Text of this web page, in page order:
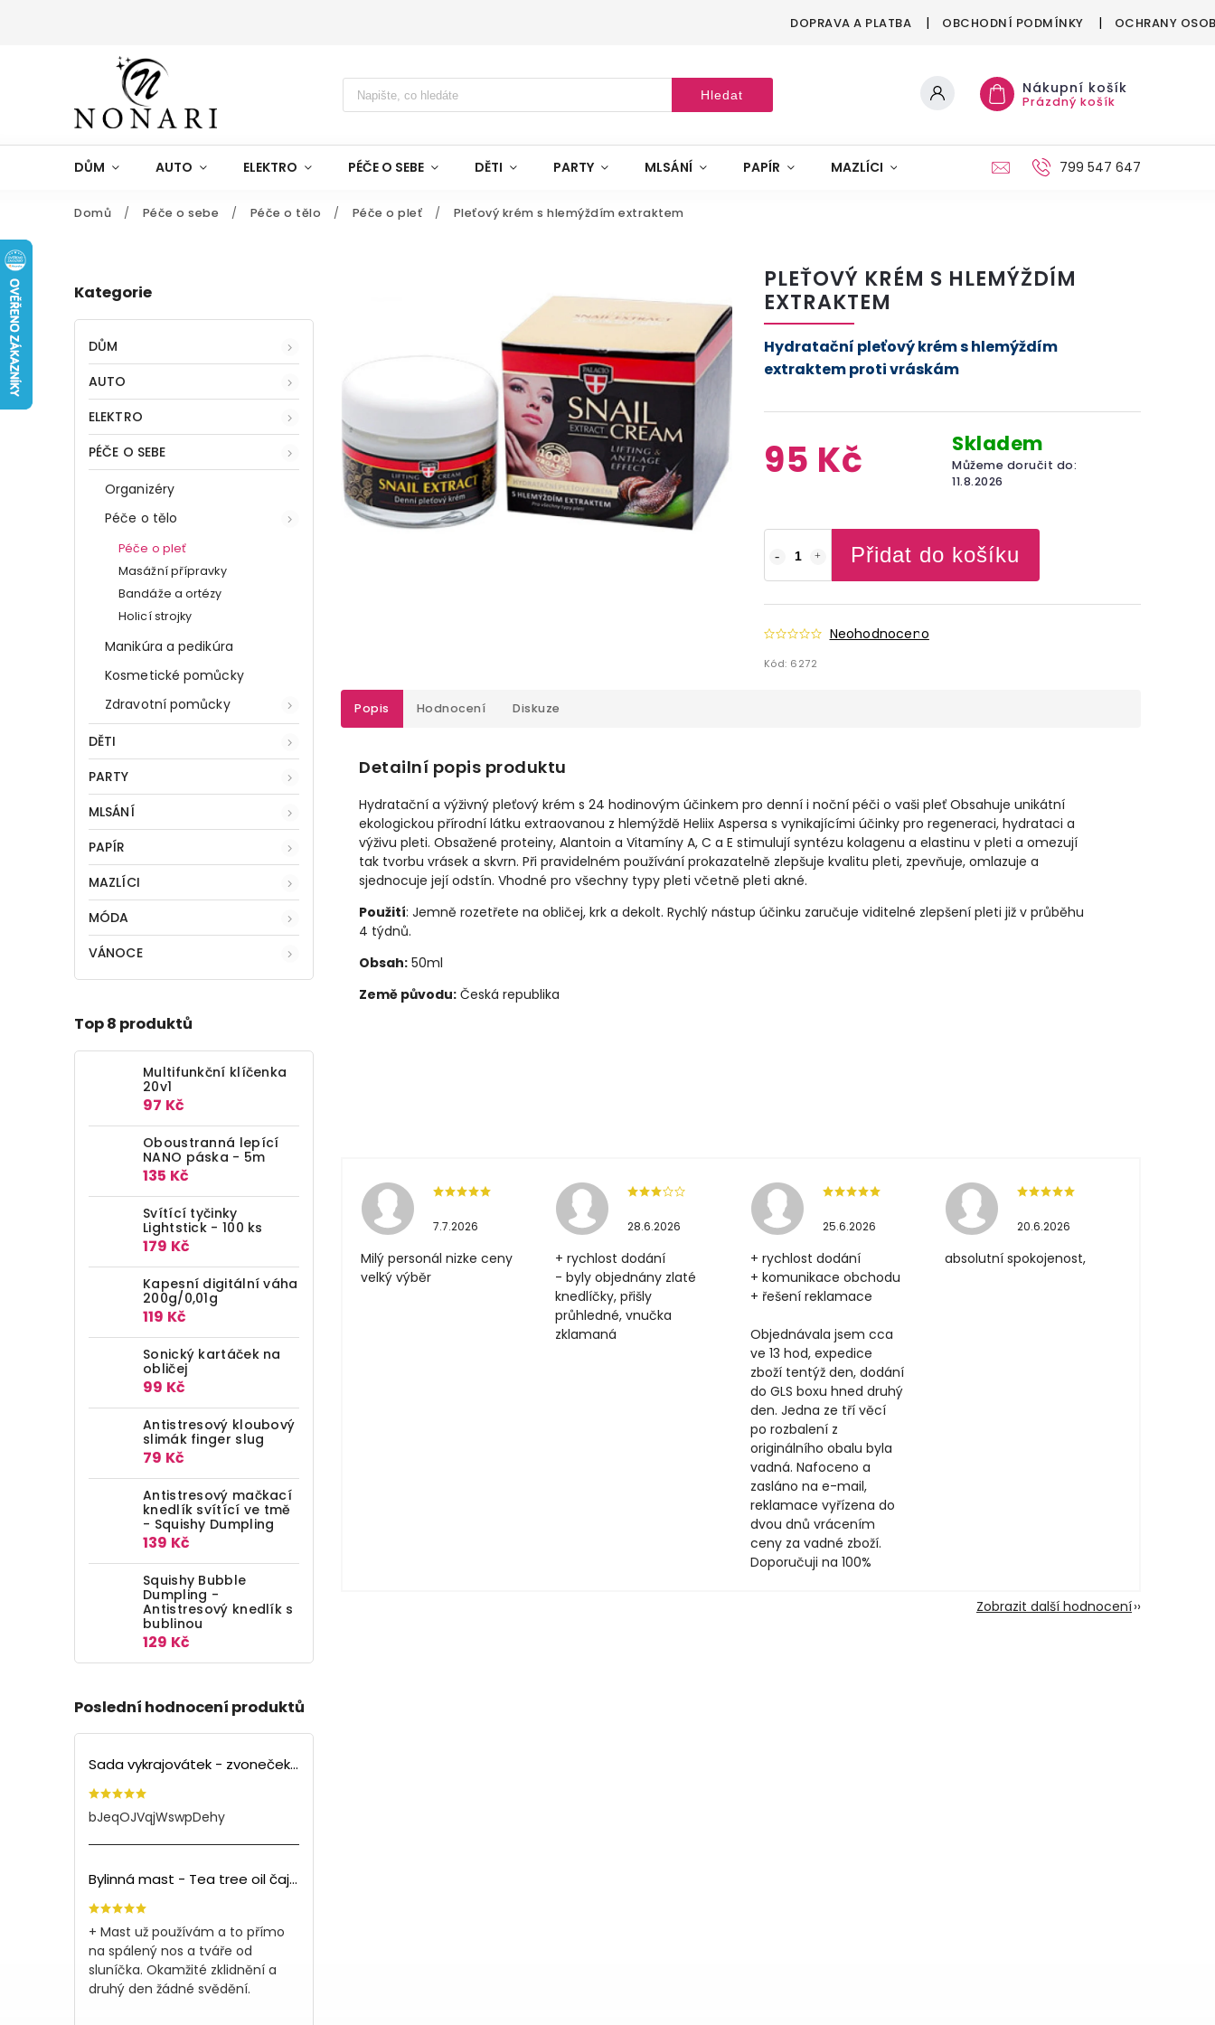
DOPRAVA A PLATBA OBCHODNÍ PODMÍNKY OCHRANY
Hledat Nákupní košík
Prázdný košík
DŮM AUTO ELEKTRO PÉČE O SEBE DĚTI PARTY MLSÁNÍ PAPÍR MAZLÍCI VÁNOCE799 547 647
Domů / Péče o sebe / Péče o tělo / Péče o pleť / Pleťový krém s hlemýždím extraktem
Kategorie
DŮM
AUTO
ELEKTRO
PÉČE O SEBE
Organizéry
Péče o tělo
Péče o pleť
Masážní přípravky
Bandáže a ortézy
Holicí strojky
Manikúra a pedikúra
Kosmetické pomůcky
Zdravotní pomůcky
DĚTI
PARTY
MLSÁNÍ
PAPÍR
MAZLÍCI
MÓDA
VÁNOCE
Top 8 produktů
Multifunkční klíčenka
20v1
97 Kč
Oboustranná lepící
NANO páska - 5m
135 Kč
Svítící tyčinky
Lightstick - 100 ks
179 Kč
Kapesní digitální váha
200g/0,01g
119 Kč
Sonický kartáček na
obličej
99 Kč
Antistresový kloubový
slimák finger slug
79 Kč
Antistresový mačkací
knedlík svítící ve tmě
- Squishy Dumpling
139 Kč
Squishy Bubble
Dumpling -
Antistresový knedlík s
bublinou
129 Kč
Poslední hodnocení produktů
Sada vykrajovátek - zvoneček (3ks)
bJeqOJVqjWswpDehy
Bylinná mast - Tea tree oil čajovník (150ml)
+ Mast už používám a to přímo
na spálený nos a tváře od
sluníčka. Okamžité zklidnění a
druhý den žádné svědění.
PLEŤOVÝ KRÉM S HLEMÝŽDÍM
EXTRAKTEM
95 Kč Skladem
Můžeme doručit do:
11.8.2026
Přidat do košíku
Neohodnoceno
Kód: 6272
Hydratační pleťový krém s hlemýždím
extraktem proti vráskám
Popis Hodnocení Diskuze
Detailní popis produktu
Hydratační a výživný pleťový krém s 24 hodinovým účinkem pro denní i noční péči o vaši pleť Obsahuje unikátní
ekologickou přírodní látku extraovanou z hlemýždě Heliix Aspersa s vynikajícími účinky pro regeneraci, hydrataci a
výživu pleti. Obsažené proteiny, Alantoin a Vitamíny A, C a E stimulují syntézu kolagenu a elastinu v pleti a omezují
tak tvorbu vrásek a skvrn. Při pravidelném používání prokazatelně zlepšuje kvalitu pleti, zpevňuje, omlazuje a
sjednocuje její odstín. Vhodné pro všechny typy pleti včetně pleti akné.
Použití: Jemně rozetřete na obličej, krk a dekolt. Rychlý nástup účinku zaručuje viditelné zlepšení pleti již v průběhu
4 týdnů.
Obsah: 50ml
Země původu: Česká republika
7.7.2026
Milý personál nizke ceny
velký výběr
28.6.2026
+ rychlost dodání
- byly objednány zlaté
knedlíčky, přišly
průhledné, vnučka
zklamaná
25.6.2026
+ rychlost dodání
+ komunikace obchodu
+ řešení reklamace
Objednávala jsem cca
ve 13 hod, expedice
zboží tentýž den, dodání
do GLS boxu hned druhý
den. Jedna ze tří věcí
po rozbalení z
originálního obalu byla
vadná. Nafoceno a
zasláno na e-mail,
reklamace vyřízena do
dvou dnů vrácením
ceny za vadné zboží.
Doporučuji na 100%
20.6.2026
absolutní spokojenost,
Zobrazit další hodnocení